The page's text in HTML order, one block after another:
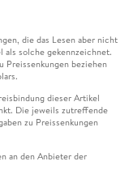
die das Lesen aber nicht
als solche gekennzeichnet.
Preissenkungen beziehen
dieser Artikel
Die jeweils zutreffende
zu Preissenkungen
an den Anbieter der